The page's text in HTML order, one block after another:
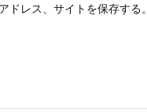
レス、サイトを保存する。